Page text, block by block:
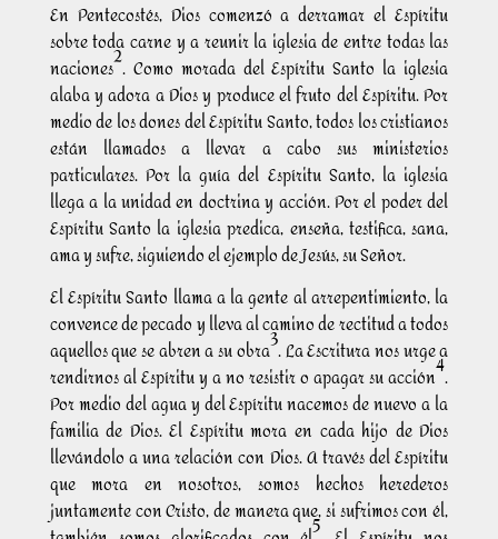
En Pentecostés, Dios comenzó a derramar el Espíritu
sobre toda carne y a reunir la iglesia de entre todas las
naciones2. Como morada del Espíritu Santo la iglesia
alaba y adora a Dios y produce el fruto del Espíritu. Por
medio de los dones del Espíritu Santo, todos los cristianos
están llamados a llevar a cabo sus ministerios
particulares. Por la guía del Espíritu Santo, la iglesia
llega a la unidad en doctrina y acción. Por el poder del
Espíritu Santo la iglesia predica, enseña, testifica, sana,
ama y sufre, siguiendo el ejemplo de Jesús, su Señor.
El Espíritu Santo llama a la gente al arrepentimiento, la
convence de pecado y lleva al camino de rectitud a todos
aquellos que se abren a su obra3. La Escritura nos urge a
rendirnos al Espíritu y a no resistir o apagar su acción4.
Por medio del agua y del Espíritu nacemos de nuevo a la
familia de Dios. El Espíritu mora en cada hijo de Dios
llevándolo a una relación con Dios. A través del Espíritu
que mora en nosotros, somos hechos herederos
juntamente con Cristo, de manera que, si sufrimos con él,
5